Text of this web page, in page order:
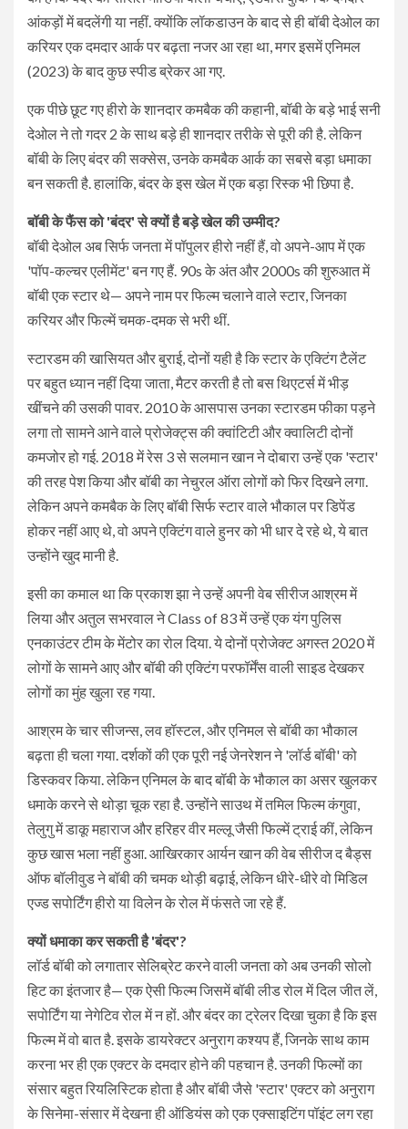
आंकड़ों में बदलेंगी या नहीं. क्योंकि लॉकडाउन के बाद से ही बॉबी देओल का
करियर एक दमदार आर्क पर बढ़ता नजर आ रहा था, मगर इसमें एनिमल
(2023) के बाद कुछ स्पीड ब्रेकर आ गए.
एक पीछे छूट गए हीरो के शानदार कमबैक की कहानी, बॉबी के बड़े भाई सनी
देओल ने तो गदर 2 के साथ बड़े ही शानदार तरीके से पूरी की है. लेकिन
बॉबी के लिए बंदर की सक्सेस, उनके कमबैक आर्क का सबसे बड़ा धमाका
बन सकती है. हालांकि, बंदर के इस खेल में एक बड़ा रिस्क भी छिपा है.
बॉबी के फैंस को 'बंदर' से क्यों है बड़े खेल की उम्मीद?
बॉबी देओल अब सिर्फ जनता में पॉपुलर हीरो नहीं हैं, वो अपने-आप में एक
'पॉप-कल्चर एलीमेंट' बन गए हैं. 90s के अंत और 2000s की शुरुआत में
बॉबी एक स्टार थे— अपने नाम पर फिल्म चलाने वाले स्टार, जिनका
करियर और फिल्में चमक-दमक से भरी थीं.
स्टारडम की खासियत और बुराई, दोनों यही है कि स्टार के एक्टिंग टैलेंट
पर बहुत ध्यान नहीं दिया जाता, मैटर करती है तो बस थिएटर्स में भीड़
खींचने की उसकी पावर. 2010 के आसपास उनका स्टारडम फीका पड़ने
लगा तो सामने आने वाले प्रोजेक्ट्स की क्वांटिटी और क्वालिटी दोनों
कमजोर हो गई. 2018 में रेस 3 से सलमान खान ने दोबारा उन्हें एक 'स्टार'
की तरह पेश किया और बॉबी का नेचुरल ऑरा लोगों को फिर दिखने लगा.
लेकिन अपने कमबैक के लिए बॉबी सिर्फ स्टार वाले भौकाल पर डिपेंड
होकर नहीं आए थे, वो अपने एक्टिंग वाले हुनर को भी धार दे रहे थे, ये बात
उन्होंने खुद मानी है.
इसी का कमाल था कि प्रकाश झा ने उन्हें अपनी वेब सीरीज आश्रम में
लिया और अतुल सभरवाल ने Class of 83 में उन्हें एक यंग पुलिस
एनकाउंटर टीम के मेंटोर का रोल दिया. ये दोनों प्रोजेक्ट अगस्त 2020 में
लोगों के सामने आए और बॉबी की एक्टिंग परफॉर्मेंस वाली साइड देखकर
लोगों का मुंह खुला रह गया.
आश्रम के चार सीजन्स, लव हॉस्टल, और एनिमल से बॉबी का भौकाल
बढ़ता ही चला गया. दर्शकों की एक पूरी नई जेनरेशन ने 'लॉर्ड बॉबी' को
डिस्कवर किया. लेकिन एनिमल के बाद बॉबी के भौकाल का असर खुलकर
धमाके करने से थोड़ा चूक रहा है. उन्होंने साउथ में तमिल फिल्म कंगुवा,
तेलुगु में डाकू महाराज और हरिहर वीर मल्लू जैसी फिल्में ट्राई कीं, लेकिन
कुछ खास भला नहीं हुआ. आखिरकार आर्यन खान की वेब सीरीज द बैड्स
ऑफ बॉलीवुड ने बॉबी की चमक थोड़ी बढ़ाई, लेकिन धीरे-धीरे वो मिडिल
एज्ड सपोर्टिंग हीरो या विलेन के रोल में फंसते जा रहे हैं.
क्यों धमाका कर सकती है 'बंदर'?
लॉर्ड बॉबी को लगातार सेलिब्रेट करने वाली जनता को अब उनकी सोलो
हिट का इंतजार है— एक ऐसी फिल्म जिसमें बॉबी लीड रोल में दिल जीत लें,
सपोर्टिंग या नेगेटिव रोल में न हों. और बंदर का ट्रेलर दिखा चुका है कि इस
फिल्म में वो बात है. इसके डायरेक्टर अनुराग कश्यप हैं, जिनके साथ काम
करना भर ही एक एक्टर के दमदार होने की पहचान है. उनकी फिल्मों का
संसार बहुत रियलिस्टिक होता है और बॉबी जैसे 'स्टार' एक्टर को अनुराग
के सिनेमा-संसार में देखना ही ऑडियंस को एक एक्साइटिंग पॉइंट लग रहा